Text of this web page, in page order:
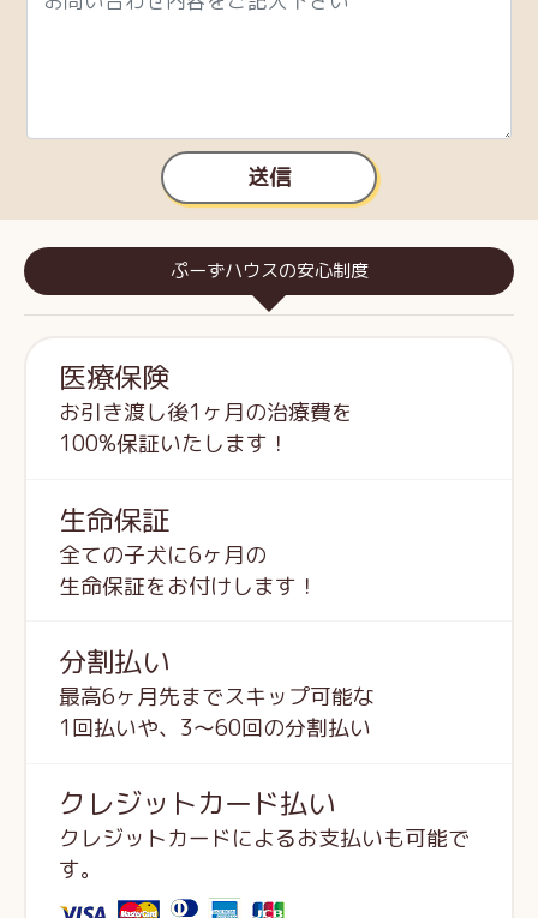
送信
ぷーずハウスの安心制度
医療保険
お引き渡し後1ヶ月の治療費を
100%保証いたします！
生命保証
全ての子犬に6ヶ月の
生命保証をお付けします！
分割払い
最高6ヶ月先までスキップ可能な
1回払いや、3～60回の分割払い
クレジットカード払い
クレジットカードによるお支払いも可能で
す。